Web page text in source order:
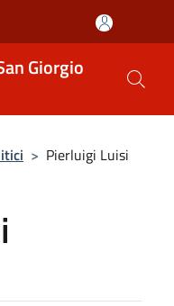
Giorgio
> Pierluigi Luisi